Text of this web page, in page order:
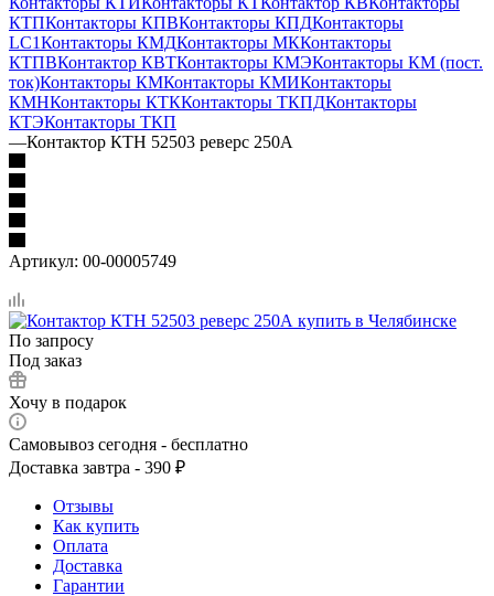
КТПКонтакторы КПВКонтакторы КПДКонтакторы
LC1Контакторы КМДКонтакторы МККонтакторы
КТПВКонтактор КВТКонтакторы КМЭКонтакторы КМ (пост.
ток)Контакторы КМКонтакторы КМИКонтакторы
КМНКонтакторы КТККонтакторы ТКПДКонтакторы
КТЭКонтакторы ТКП
—Контактор КТН 52503 реверс 250А
Артикул: 00-00005749
По запросу
Под заказ
Хочу в подарок
Самовывоз сегодня - бесплатно
Доставка завтра - 390 ₽
Отзывы
Как купить
Оплата
Доставка
Гарантии